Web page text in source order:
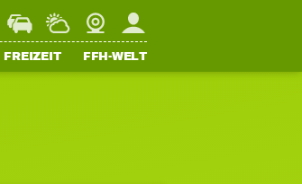
StaupilotWetterWebcamMein FFH
FREIZEIT FFH-WELT